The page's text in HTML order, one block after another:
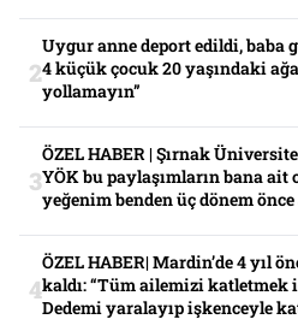
Uygur anne deport edildi, baba
4 küçük çocuk 20 yaşındaki
yollamayın”
ÖZEL HABER | Şırnak
YÖK bu paylaşımların bana ait
yeğenim benden üç dönem önce
ÖZEL HABER| Mardin’de 4 yıl
kaldı: “Tüm ailemizi katletmek
Dedemi yaralayıp işkenceyle